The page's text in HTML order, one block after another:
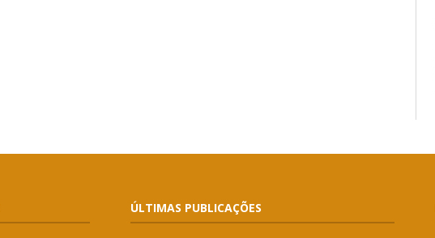
ÚLTIMAS PUBLICAÇÕES